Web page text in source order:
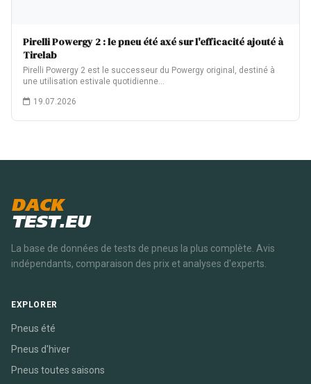
Pirelli Powergy 2 : le pneu été axé sur l'efficacité ajouté à
Tirelab
Pirelli Powergy 2 est le successeur du Powergy original, destiné à
une utilisation estivale quotidienne…
19.07.2026
DACK
TEST.EU
La base de données de tests de pneus la plus complète. Avis
indépendants, comparaison des prix et analyses d'experts.
EXPLORER
Pneus été
Pneus d'hiver
Pneus toutes saisons